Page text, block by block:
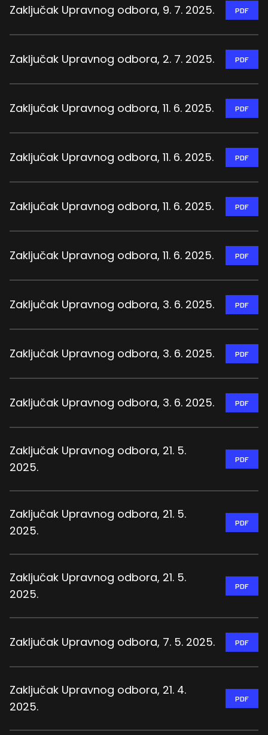
Zaključak Upravnog odbora, 9. 7. 2025. PDF
Zaključak Upravnog odbora, 2. 7. 2025. PDF
Zaključak Upravnog odbora, 11. 6. 2025. PDF
Zaključak Upravnog odbora, 11. 6. 2025. PDF
Zaključak Upravnog odbora, 11. 6. 2025. PDF
Zaključak Upravnog odbora, 11. 6. 2025. PDF
Zaključak Upravnog odbora, 3. 6. 2025. PDF
Zaključak Upravnog odbora, 3. 6. 2025. PDF
Zaključak Upravnog odbora, 3. 6. 2025. PDF
Zaključak Upravnog odbora, 21. 5.
2025.
PDF
Zaključak Upravnog odbora, 21. 5.
2025.
PDF
Zaključak Upravnog odbora, 21. 5.
2025.
PDF
Zaključak Upravnog odbora, 7. 5. 2025. PDF
Zaključak Upravnog odbora, 21. 4.
2025.
PDF